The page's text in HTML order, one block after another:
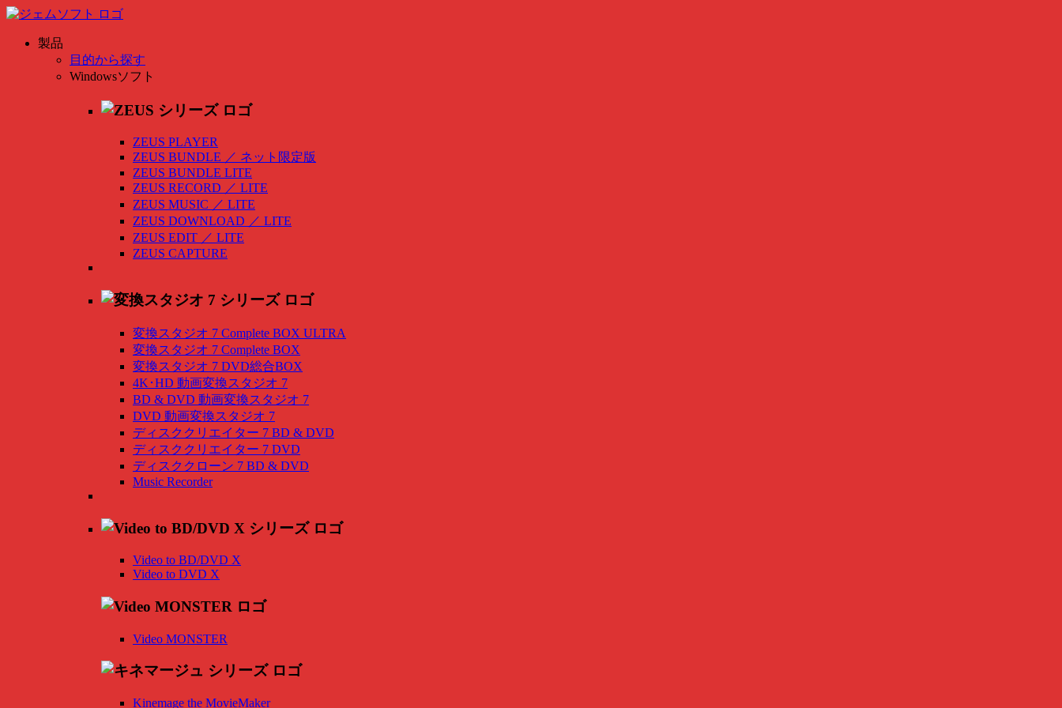
製品
目的から探す
Windowsソフト
ZEUS PLAYER
ZEUS BUNDLE ／ ネット限定版
ZEUS BUNDLE LITE
ZEUS RECORD ／ LITE
ZEUS MUSIC ／ LITE
ZEUS DOWNLOAD ／ LITE
ZEUS EDIT ／ LITE
ZEUS CAPTURE
変換スタジオ 7 Complete BOX ULTRA
変換スタジオ 7 Complete BOX
変換スタジオ 7 DVD総合BOX
4K･HD 動画変換スタジオ 7
BD & DVD 動画変換スタジオ 7
DVD 動画変換スタジオ 7
ディスククリエイター 7 BD & DVD
ディスククリエイター 7 DVD
ディスククローン 7 BD & DVD
Music Recorder
Video to BD/DVD X
Video to DVD X
Video MONSTER
Kinemage the MovieMaker